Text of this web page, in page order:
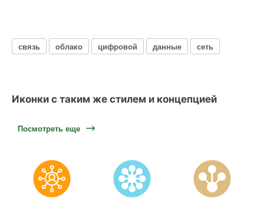
связь облако цифровой данные сеть
Иконки с таким же стилем и концепцией
Посмотреть еще